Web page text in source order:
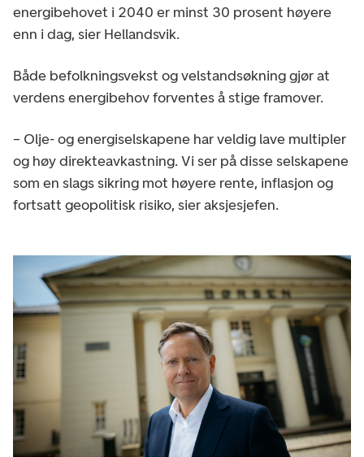
energibehovet i 2040 er minst 30 prosent høyere
enn i dag, sier Hellandsvik.
Både befolkningsvekst og velstandsøkning gjør at
verdens energibehov forventes å stige framover.
– Olje- og energiselskapene har veldig lave multipler
og høy direkteavkastning. Vi ser på disse selskapene
som en slags sikring mot høyere rente, inflasjon og
fortsatt geopolitisk risiko, sier aksjesjefen.